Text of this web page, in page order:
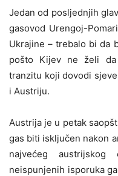
Јedan od posljednjih
gasovod Urengoj-
Ukrajine – trebalo bi da
pošto Kijev ne želi
tranzitu koji dovodi
i Austriju.
Austrija je u petak
gas biti isključen nakon
najvećeg austrijskog
neispunjenih isporuka